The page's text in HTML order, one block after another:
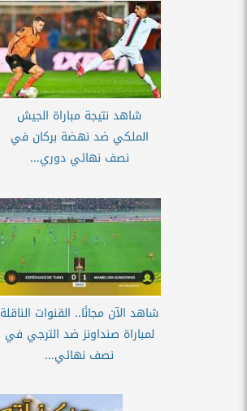
شاهد نتيجة مباراة الجيش
الملكي ضد نهضة بركان في
نصف نهائي دوري...
شاهد الآن مجانًا.. القنوات الناقلة
لمباراة صنداونز ضد الترجي في
نصف نهائي...